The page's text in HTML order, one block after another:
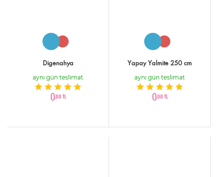
Digenahya
aynı gün teslimat
0,00 TL
Yapay Yalmite 250 cm
aynı gün teslimat
0,00 TL